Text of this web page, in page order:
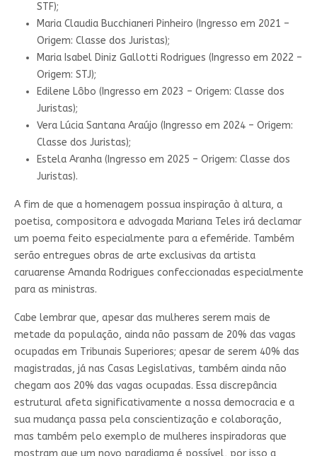
STF);
Maria Claudia Bucchianeri Pinheiro (Ingresso em 2021 –
Origem: Classe dos Juristas);
Maria Isabel Diniz Gallotti Rodrigues (Ingresso em 2022 –
Origem: STJ);
Edilene Lôbo (Ingresso em 2023 – Origem: Classe dos
Juristas);
Vera Lúcia Santana Araújo (Ingresso em 2024 – Origem:
Classe dos Juristas);
Estela Aranha (Ingresso em 2025 – Origem: Classe dos
Juristas).
A fim de que a homenagem possua inspiração à altura, a
poetisa, compositora e advogada Mariana Teles irá declamar
um poema feito especialmente para a efeméride. Também
serão entregues obras de arte exclusivas da artista
caruarense Amanda Rodrigues confeccionadas especialmente
para as ministras.
Cabe lembrar que, apesar das mulheres serem mais de
metade da população, ainda não passam de 20% das vagas
ocupadas em Tribunais Superiores; apesar de serem 40% das
magistradas, já nas Casas Legislativas, também ainda não
chegam aos 20% das vagas ocupadas. Essa discrepância
estrutural afeta significativamente a nossa democracia e a
sua mudança passa pela conscientização e colaboração,
mas também pelo exemplo de mulheres inspiradoras que